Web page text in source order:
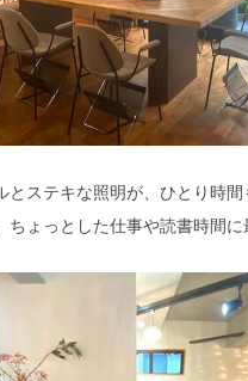
とステキな照明が、ひとり時
ちょっとした仕事や読書時間に